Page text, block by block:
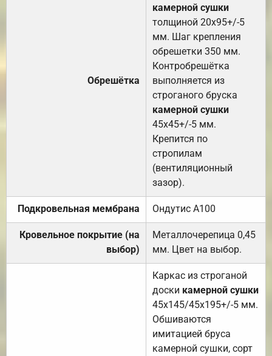
Обрешётка
камерной сушки
толщиной 20х95+/-5
мм. Шаг крепления
обрешетки 350 мм.
Контробрешётка
выполняется из
строганого бруска
камерной сушки
45х45+/-5 мм.
Крепится по
стропилам
(вентиляционный
зазор).
Подкровельная мембрана Ондутис А100
Кровельное покрытие (на
выбор)
Металлочерепица 0,45
мм. Цвет на выбор.
Каркас из строганой
доски камерной сушки
45х145/45х195+/-5 мм.
Обшиваются
имитацией бруса
камерной сушки, сорт